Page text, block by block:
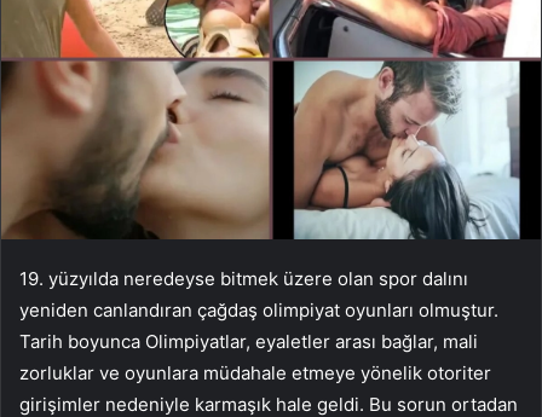
19. yüzyılda neredeyse bitmek üzere olan spor dalını
yeniden canlandıran çağdaş olimpiyat oyunları olmuştur.
Tarih boyunca Olimpiyatlar, eyaletler arası bağlar, mali
zorluklar ve oyunlara müdahale etmeye yönelik otoriter
girişimler nedeniyle karmaşık hale geldi. Bu sorun ortadan